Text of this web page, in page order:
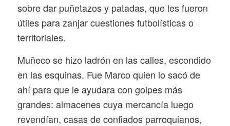
sobre dar puñetazos y patadas, que les fueron
útiles para zanjar cuestiones futbolísticas o
territoriales.
Muñeco se hizo ladrón en las calles, escondido
en las esquinas. Fue Marco quien lo sacó de
ahí para que le ayudara con golpes más
grandes: almacenes cuya mercancía luego
revendían, casas de confiados parroquianos,